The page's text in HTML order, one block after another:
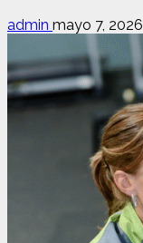
admin mayo 7, 2026